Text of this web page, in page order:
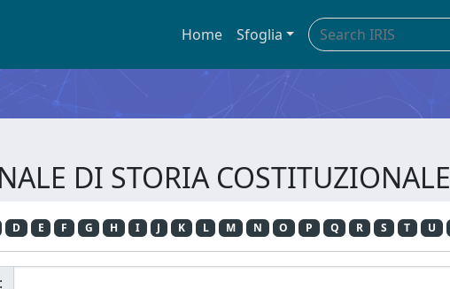
Home Sfoglia
DI STORIA COSTITUZIONALE
D E F G H I J K L M N O P Q R S T U